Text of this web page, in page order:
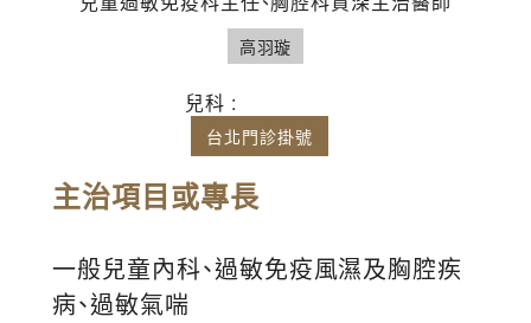
高羽璇
兒科 :
台北門診掛號
主治項目或專長
一般兒童內科、過敏免疫風濕及胸腔疾
病、過敏氣喘